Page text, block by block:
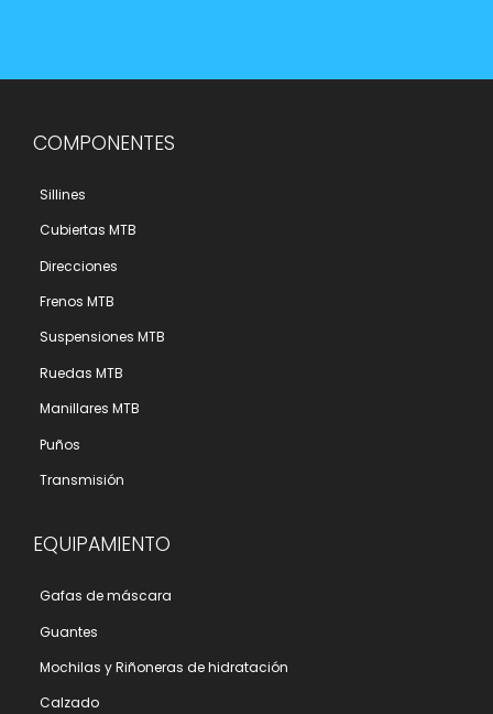
COMPONENTES
Sillines
Cubiertas MTB
Direcciones
Frenos MTB
Suspensiones MTB
Ruedas MTB
Manillares MTB
Puños
Transmisión
EQUIPAMIENTO
Gafas de máscara
Guantes
Mochilas y Riñoneras de hidratación
Calzado